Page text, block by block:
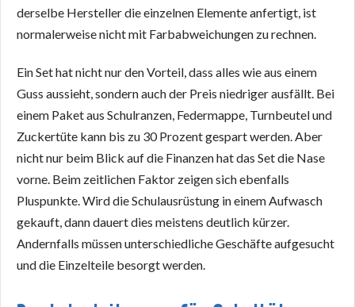
derselbe Hersteller die einzelnen Elemente anfertigt, ist
normalerweise nicht mit Farbabweichungen zu rechnen.
Ein Set hat nicht nur den Vorteil, dass alles wie aus einem
Guss aussieht, sondern auch der Preis niedriger ausfällt. Bei
einem Paket aus Schulranzen, Federmappe, Turnbeutel und
Zuckertüte kann bis zu 30 Prozent gespart werden. Aber
nicht nur beim Blick auf die Finanzen hat das Set die Nase
vorne. Beim zeitlichen Faktor zeigen sich ebenfalls
Pluspunkte. Wird die Schulausrüstung in einem Aufwasch
gekauft, dann dauert dies meistens deutlich kürzer.
Andernfalls müssen unterschiedliche Geschäfte aufgesucht
und die Einzelteile besorgt werden.